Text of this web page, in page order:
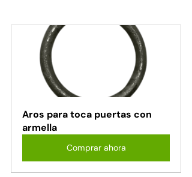
Aros para toca puertas con
armella
Comprar ahora